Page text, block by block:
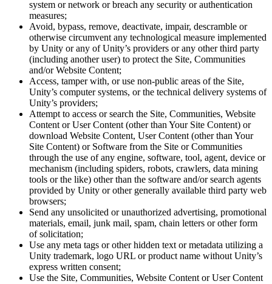
system or network or breach any security or authentication
measures;
Avoid, bypass, remove, deactivate, impair, descramble or
otherwise circumvent any technological measure implemented
by Unity or any of Unity’s providers or any other third party
(including another user) to protect the Site, Communities
and/or Website Content;
Access, tamper with, or use non-public areas of the Site,
Unity’s computer systems, or the technical delivery systems of
Unity’s providers;
Attempt to access or search the Site, Communities, Website
Content or User Content (other than Your Site Content) or
download Website Content, User Content (other than Your
Site Content) or Software from the Site or Communities
through the use of any engine, software, tool, agent, device or
mechanism (including spiders, robots, crawlers, data mining
tools or the like) other than the software and/or search agents
provided by Unity or other generally available third party web
browsers;
Send any unsolicited or unauthorized advertising, promotional
materials, email, junk mail, spam, chain letters or other form
of solicitation;
Use any meta tags or other hidden text or metadata utilizing a
Unity trademark, logo URL or product name without Unity’s
express written consent;
Use the Site, Communities, Website Content or User Content